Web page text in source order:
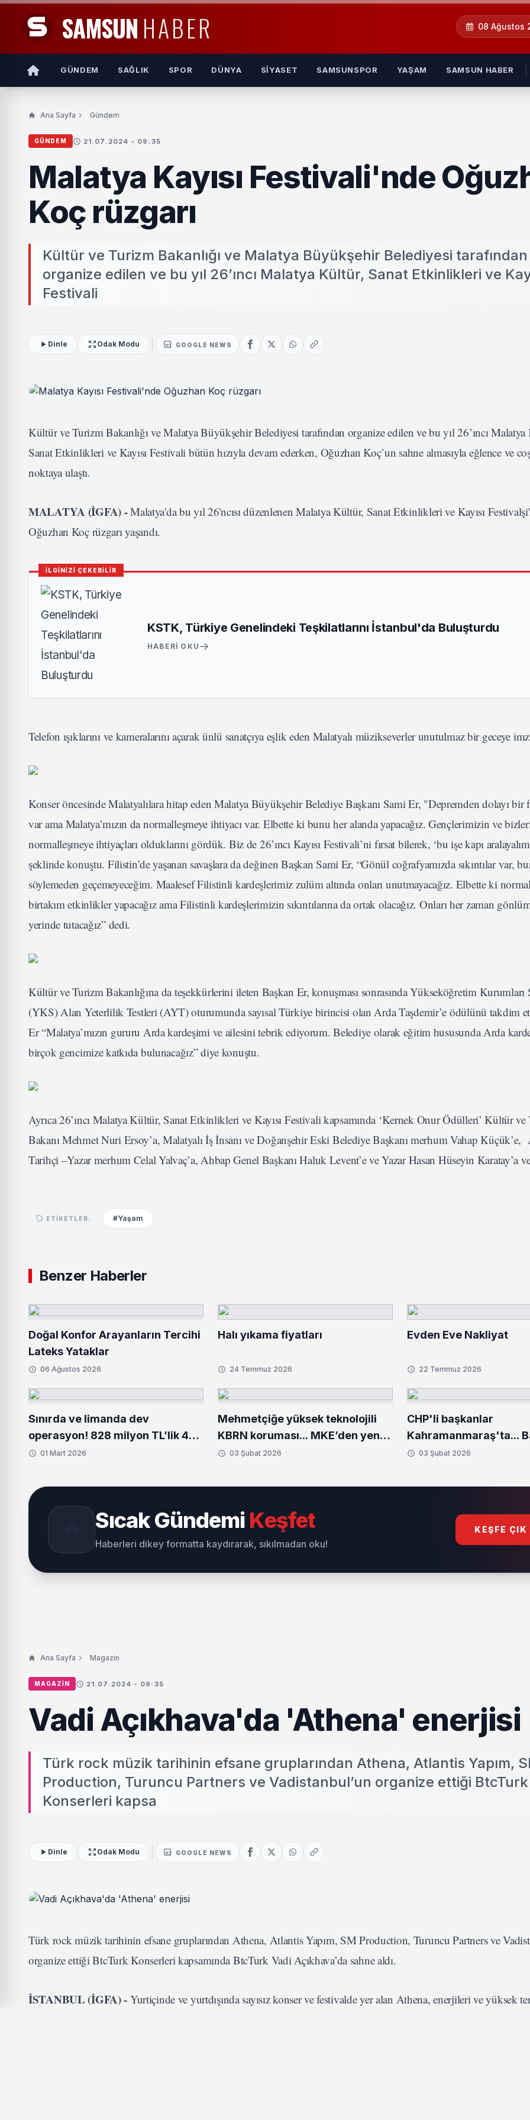
SAMSUN HABER 08 Ağustos
GÜNDEM SAĞLIK SPOR DÜNYA SIYASET SAMSUNSPOR YAŞAM SAMSUN HABER
Ana Sayfa Gündem
GÜNDEM 21.07.2024 - 09:35
Malatya Kayısı Festivali'nde
Koç rüzgarı
Kültür ve Turizm Bakanlığı ve Malatya Büyükşehir Belediyesi tarafından
organize edilen ve bu yıl 26’ıncı Malatya Kültür, Sanat Etkinlikleri ve
Festivali
Dinle Odak Modu GOOGLE NEWS
Kültür ve Turizm Bakanlığı ve Malatya Büyükşehir Belediyesi tarafından organize edilen ve bu yıl 26’ıncı
Sanat Etkinlikleri ve Kayısı Festivali bütün hızıyla devam ederken, Oğuzhan Koç’un sahne almasıyla eğlence ve
noktaya ulaştı.
MALATYA (İGFA) -Malatya'da bu yıl 26'ncısı düzenlenen Malatya Kültür, Sanat Etkinlikleri ve Kayısı
Oğuzhan Koç rüzgarı yaşandı.
İLGİNİZİ ÇEKEBİLİR
KSTK, Türkiye Genelindeki Teşkilatlarını İstanbul'da Buluşturdu
HABERI OKU
Telefon ışıklarını ve kameralarını açarak ünlü sanatçıya eşlik eden Malatyalı müzikseverler unutulmaz bir geceye
Konser öncesinde Malatyalılara hitap eden Malatya Büyükşehir Belediye Başkanı Sami Er, "Depremden dolayı bir
var ama Malatya’mızın da normalleşmeye ihtiyacı var. Elbette ki bunu her alanda yapacağız. Gençlerimizin ve
normalleşmeye ihtiyaçları olduklarını gördük. Biz de 26’ıncı Kayısı Festivali’ni fırsat bilerek, ‘bu işe kapı
şeklinde konuştu. Filistin’de yaşanan savaşlara da değinen Başkan Sami Er, “Gönül coğrafyamızda sıkıntılar var,
söylemeden geçemeyeceğim. Maalesef Filistinli kardeşlerimiz zulüm altında onları unutmayacağız. Elbette ki
birtakım etkinlikler yapacağız ama Filistinli kardeşlerimizin sıkıntılarına da ortak olacağız. Onları her zaman
yerinde tutacağız” dedi.
Kültür ve Turizm Bakanlığına da teşekkürlerini ileten Başkan Er, konuşması sonrasında Yükseköğretim Kurumları
(YKS) Alan Yeterlilik Testleri (AYT) oturumunda sayısal Türkiye birincisi olan Arda Taşdemir’e ödülünü takdim
Er “Malatya’mızın gururu Arda kardeşimi ve ailesini tebrik ediyorum. Belediye olarak eğitim hususunda Arda
birçok gencimize katkıda bulunacağız” diye konuştu.
Ayrıca 26’ıncı Malatya Kültür, Sanat Etkinlikleri ve Kayısı Festivali kapsamında ‘Kernek Onur Ödülleri’ Kültür
Bakanı Mehmet Nuri Ersoy’a, Malatyalı İş İnsanı ve Doğanşehir Eski Belediye Başkanı merhum Vahap Küçük’e,
Tarihçi –Yazar merhum Celal Yalvaç’a, Ahbap Genel Başkanı Haluk Levent’e ve Yazar Hasan Hüseyin Karatay’a
ETIKETLER: #Yaşam
Benzer Haberler
Doğal Konfor Arayanların Tercihi
Lateks Yataklar
06 Ağustos 2026
Halı yıkama fiyatları
24 Temmuz 2026
Evden Eve Nakliyat
22 Temmuz 2026
Sınırda ve limanda dev
operasyon! 828 milyon TL’lik 484
kilo uyuşturucu ele geçirildi
01 Mart 2026
Mehmetçiğe yüksek teknolojili
KBRN koruması... MKE’den yeni
donanım setleri
03 Şubat 2026
CHP'li başkanlar
Kahramanmaraş'ta...
Bozbey'den deprem
03 Şubat 2026
Sıcak Gündemi Keşfet
Haberleri dikey formatta kaydırarak, sıkılmadan oku!
KEŞFE ÇIK
Ana Sayfa Magazin
MAGAZIN 21.07.2024 - 09:35
Vadi Açıkhava'da 'Athena' enerjisi
Türk rock müzik tarihinin efsane gruplarından Athena, Atlantis Yapım,
Production, Turuncu Partners ve Vadistanbul’un organize ettiği BtcTurk
Konserleri kapsa
Dinle Odak Modu GOOGLE NEWS
Türk rock müzik tarihinin efsane gruplarından Athena, Atlantis Yapım, SM Production, Turuncu Partners ve
organize ettiği BtcTurk Konserleri kapsamında BtcTurk Vadi Açıkhava’da sahne aldı.
İSTANBUL (İGFA) - Yurtiçinde ve yurtdışında sayısız konser ve festivalde yer alan Athena, enerjileri ve yüksek